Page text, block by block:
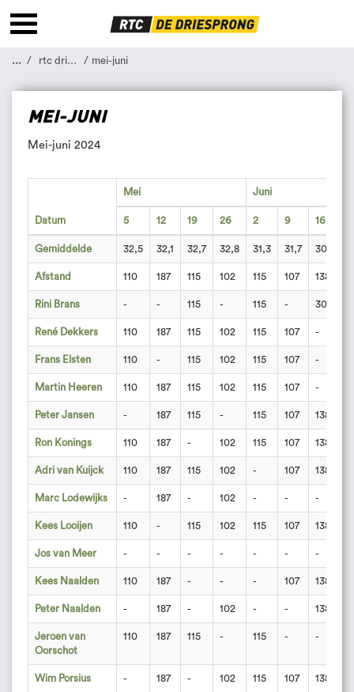
... rtc driesprong mei-juni
MEI-JUNI
Mei-juni 2024
Datum
Mei Juni
5 12 19 26 2 9 16
Gemiddelde 32,5 32,1 32,7 32,8 31,3 31,7 30,5
Afstand 110 187 115 102 115 107 138
Rini Brans - - 115 - 115 - 30
René Dekkers 110 187 115 102 115 107 -
Frans Elsten 110 - 115 102 115 107 -
Martin Heeren 110 187 115 102 115 107 -
Peter Jansen - 187 115 - 115 107 138
Ron Konings 110 187 - 102 115 107 138
Adri van Kuijck 110 187 115 102 - 107 138
Marc Lodewijks - 187 - 102 - - -
Kees Looijen 110 - 115 102 115 107 138
Jos van Meer - - - - - - -
Kees Naalden 110 187 - - - 107 138
Peter Naalden - 187 - 102 - - 138
Jeroen van
Oorschot
110 187 115 - 115 - -
Wim Porsius - 187 - 102 115 107 138